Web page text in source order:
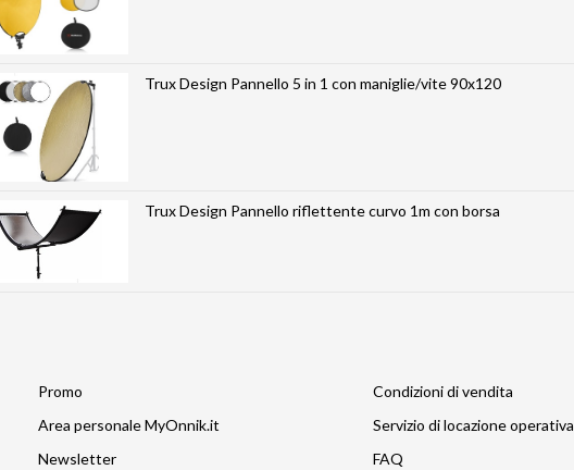
Trux Design Pannello 5 in 1 con maniglie/vite 90x120
Trux Design Pannello riflettente curvo 1m con borsa
Promo
Area personale MyOnnik.it
Newsletter
Condizioni di vendita
Servizio di locazione operativa
FAQ